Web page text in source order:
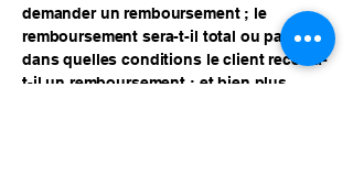
demander un remboursement ; le
remboursement sera-t-il total ou partiel ;
dans quelles conditions le client recevra-
t-il un remboursement ; et bien plus